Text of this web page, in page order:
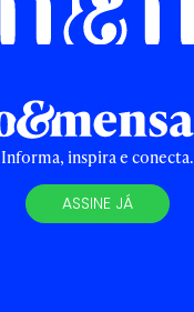
Informa, inspira e conecta.
ASSINE JÁ